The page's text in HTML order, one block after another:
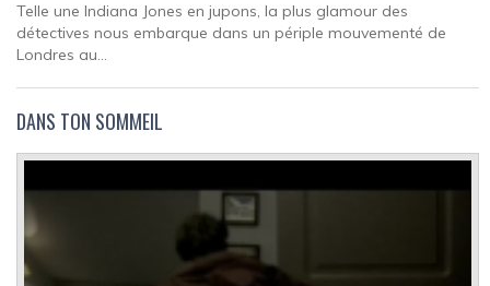
Telle une Indiana Jones en jupons, la plus glamour des
détectives nous embarque dans un périple mouvementé de
Londres au...
DANS TON SOMMEIL